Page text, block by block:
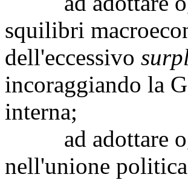
squilibri
dell'eccessivo
incoraggiando la
interna;
ad adottare
nell'unione